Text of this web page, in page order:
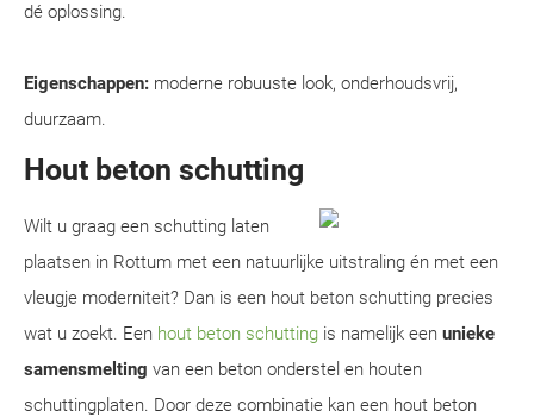
dé oplossing.
Eigenschappen: moderne robuuste look, onderhoudsvrij,
duurzaam.
Hout beton schutting
Wilt u graag een schutting laten
plaatsen in Rottum met een natuurlijke uitstraling én met een
vleugje moderniteit? Dan is een hout beton schutting precies
wat u zoekt. Een hout beton schutting is namelijk een unieke
samensmelting van een beton onderstel en houten
schuttingplaten. Door deze combinatie kan een hout beton